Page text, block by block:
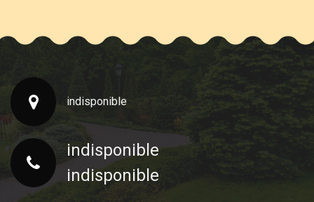
indisponible
indisponible
indisponible